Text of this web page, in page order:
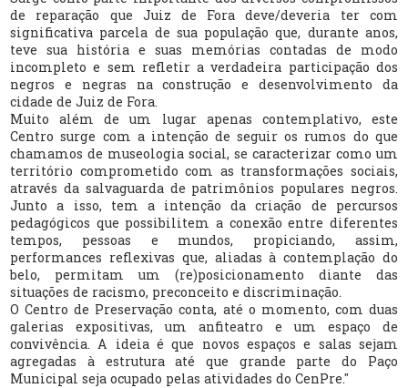
de reparação que Juiz de Fora deve/deveria ter com
significativa parcela de sua população que, durante anos,
teve sua história e suas memórias contadas de modo
incompleto e sem refletir a verdadeira participação dos
negros e negras na construção e desenvolvimento da
cidade de Juiz de Fora.
Muito além de um lugar apenas contemplativo, este
Centro surge com a intenção de seguir os rumos do que
chamamos de museologia social, se caracterizar como um
território comprometido com as transformações sociais,
através da salvaguarda de patrimônios populares negros.
Junto a isso, tem a intenção da criação de percursos
pedagógicos que possibilitem a conexão entre diferentes
tempos, pessoas e mundos, propiciando, assim,
performances reflexivas que, aliadas à contemplação do
belo, permitam um (re)posicionamento diante das
situações de racismo, preconceito e discriminação.
O Centro de Preservação conta, até o momento, com duas
galerias expositivas, um anfiteatro e um espaço de
convivência. A ideia é que novos espaços e salas sejam
agregadas à estrutura até que grande parte do Paço
Municipal seja ocupado pelas atividades do CenPre."